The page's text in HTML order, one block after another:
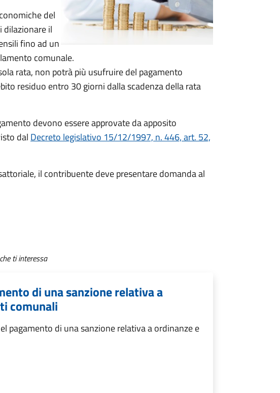
del
dilazionare il
fino ad un
comunale.
rata, non potrà più usufruire del pagamento
residuo entro 30 giorni dalla scadenza della rata
devono essere approvate da apposito
dal Decreto legislativo 15/12/1997, n. 446, art. 52,
il contribuente deve presentare domanda al
ti interessa
di una sanzione relativa a
comunali
pagamento di una sanzione relativa a ordinanze e